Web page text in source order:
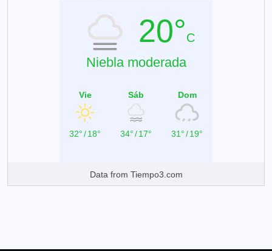
20°C
Niebla moderada
Vie
32°/18°
Sáb
34°/17°
Dom
31°/19°
Data from Tiempo3.com